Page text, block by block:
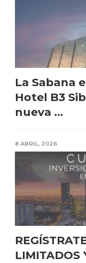
La Sabana
Hotel B3
nueva ...
8 ABRIL, 2026
LIMITADOS